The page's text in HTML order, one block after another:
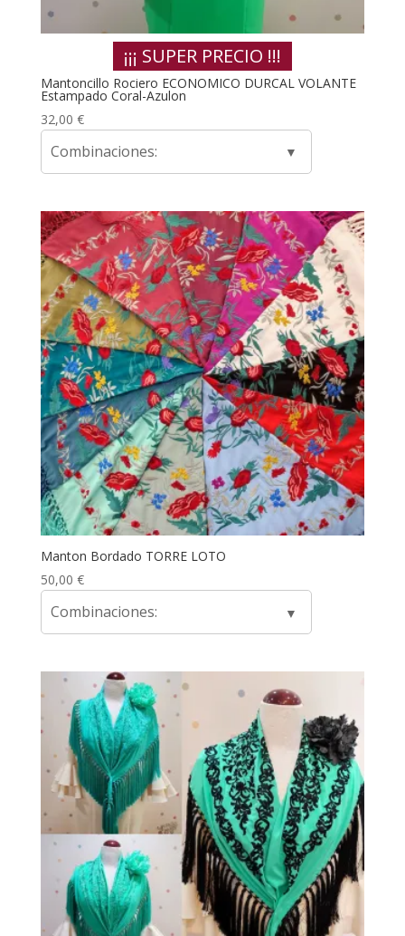
¡¡¡ SUPER PRECIO !!!
Mantoncillo Rociero ECONOMICO DURCAL VOLANTE
Estampado Coral-Azulon
32,00 €
Combinaciones:
Manton Bordado TORRE LOTO
50,00 €
Combinaciones: